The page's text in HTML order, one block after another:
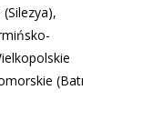
(Batı